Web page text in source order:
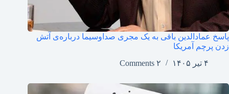
پاسخ عمادالدین باقی به یک مجری صداوسیما درباره‌ی آتش
زدن پرچم آمریکا
۴ تیر ۱۴۰۵
۲ Comments